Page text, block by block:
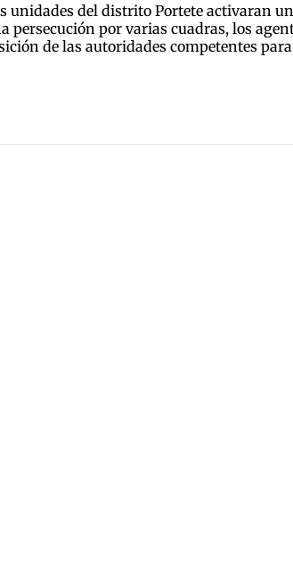
unidades del distrito Portete activaran
por varias cuadras, los
de las autoridades competentes para